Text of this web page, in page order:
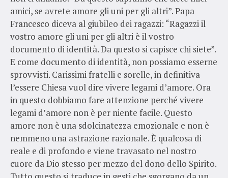
amici, se avrete amore gli uni per gli altri”. Papa
Francesco diceva al giubileo dei ragazzi: “Ragazzi il
vostro amore gli uni per gli altri è il vostro
documento di identità. Da questo si capisce chi siete”.
E come documento di identità, non possiamo esserne
sprovvisti. Carissimi fratelli e sorelle, in definitiva
l’essere Chiesa vuol dire vivere legami d’amore. Ora
in questo dobbiamo fare attenzione perché vivere
legami d’amore non è per niente facile. Questo
amore non è una sdolcinatezza emozionale e non è
nemmeno una astrazione razionale. È qualcosa di
reale e di profondo e viene travasato nel nostro
cuore da Dio stesso per mezzo del dono dello Spirito.